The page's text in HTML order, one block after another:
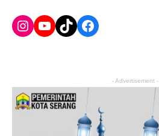
Instagram
YouTube
TikTokFacebook
- Advertisement -